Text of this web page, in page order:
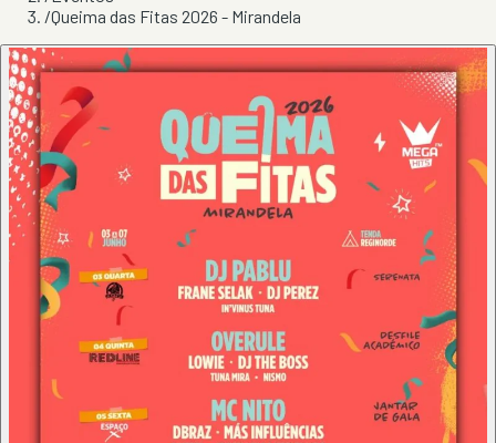
/Queima das Fitas 2026 - Mirandela